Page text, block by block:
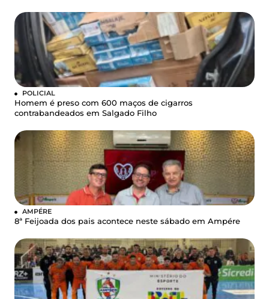
POLICIAL
Homem é preso com 600 maços de cigarros
contrabandeados em Salgado Filho
AMPÉRE
8ª Feijoada dos pais acontece neste sábado em Ampére